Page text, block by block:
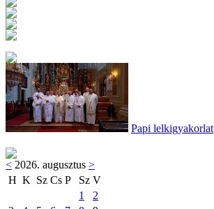
Papi lelkigyakorlat
< 2026. augusztus >
H K Sz Cs P Sz V
1
2